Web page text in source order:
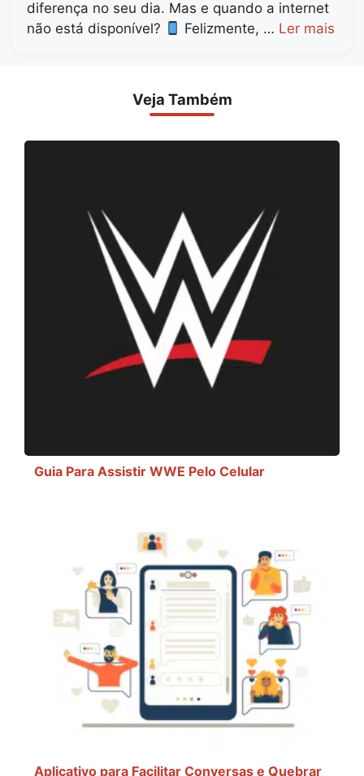
diferença no seu dia. Mas e quando a internet
não está disponível?
Felizmente, … Ler mais
Veja Também
Guia Para Assistir WWE Pelo Celular
Aplicativo para Facilitar Conversas e Quebrar